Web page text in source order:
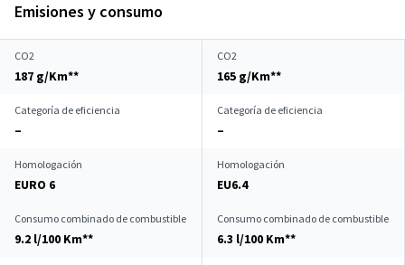
Emisiones y consumo
CO2
187 g/Km**
CO2
165 g/Km**
Categoría de eficiencia
–
Categoría de eficiencia
–
Homologación
EURO 6
Homologación
EU6.4
Consumo combinado de combustible
9.2 l/100 Km**
Consumo combinado de combustible
6.3 l/100 Km**